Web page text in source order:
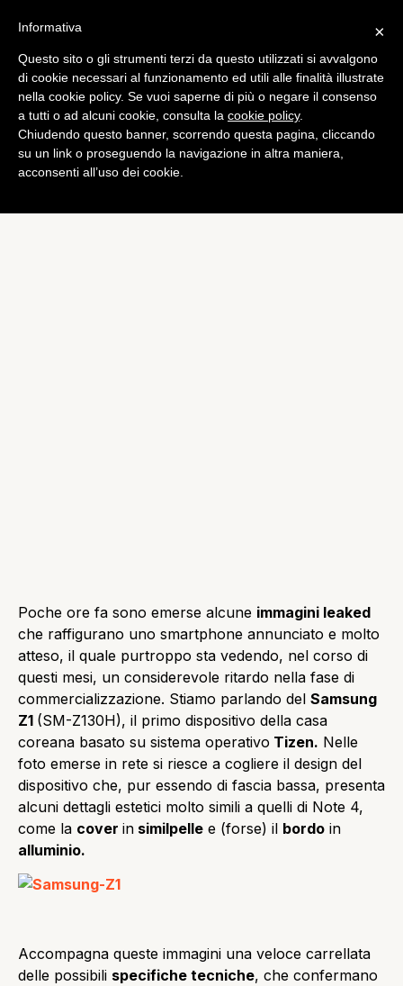
Mobile
Samsung Z1: primo
smartphone Tizen nel 2015
di Riccardo Marconi
Poche ore fa sono emerse alcune immagini leaked
che raffigurano uno smartphone annunciato e molto
atteso, il quale purtroppo sta vedendo, nel corso di
questi mesi, un considerevole ritardo nella fase di
commercializzazione. Stiamo parlando del Samsung
Z1 (SM-Z130H), il primo dispositivo della casa
coreana basato su sistema operativo Tizen. Nelle
foto emerse in rete si riesce a cogliere il design del
dispositivo che, pur essendo di fascia bassa, presenta
alcuni dettagli estetici molto simili a quelli di Note 4,
come la cover in similpelle e (forse) il bordo in
alluminio.
Accompagna queste immagini una veloce carrellata
delle possibili specifiche tecniche, che confermano
×
Informativa
Questo sito o gli strumenti terzi da questo utilizzati si avvalgono
di cookie necessari al funzionamento ed utili alle finalità illustrate
nella cookie policy. Se vuoi saperne di più o negare il consenso
a tutti o ad alcuni cookie, consulta la cookie policy.
Chiudendo questo banner, scorrendo questa pagina, cliccando
su un link o proseguendo la navigazione in altra maniera,
acconsenti all’uso dei cookie.